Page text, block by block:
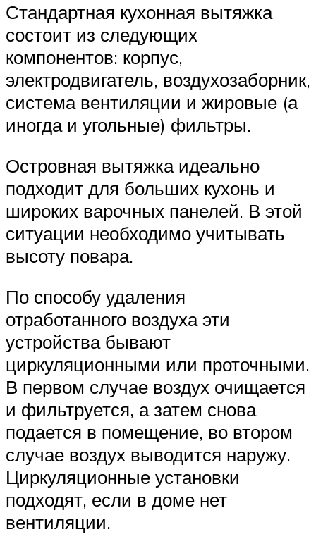
Стандартная кухонная вытяжка
состоит из следующих
компонентов: корпус,
электродвигатель, воздухозаборник,
система вентиляции и жировые (а
иногда и угольные) фильтры.
Островная вытяжка идеально
подходит для больших кухонь и
широких варочных панелей. В этой
ситуации необходимо учитывать
высоту повара.
По способу удаления
отработанного воздуха эти
устройства бывают
циркуляционными или проточными.
В первом случае воздух очищается
и фильтруется, а затем снова
подается в помещение, во втором
случае воздух выводится наружу.
Циркуляционные установки
подходят, если в доме нет
вентиляции.